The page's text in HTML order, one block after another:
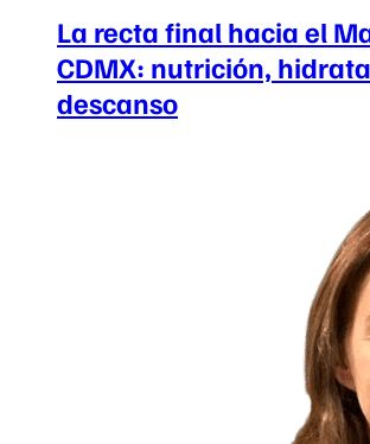
La recta final hacia el
CDMX: nutrición,
descanso